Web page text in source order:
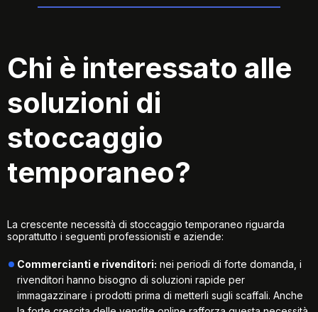
Chi è interessato alle
soluzioni di
stoccaggio
temporaneo?
La crescente necessità di stoccaggio temporaneo riguarda
soprattutto i seguenti professionisti e aziende:
Commercianti e rivenditori: nei periodi di forte domanda, i
rivenditori hanno bisogno di soluzioni rapide per
immagazzinare i prodotti prima di metterli sugli scaffali. Anche